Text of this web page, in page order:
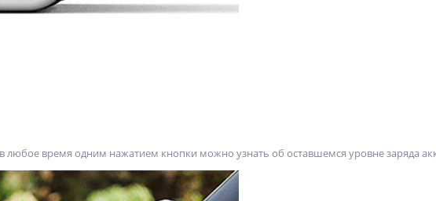
любое время одним нажатием кнопки можно узнать об оставшемся уровне заряда